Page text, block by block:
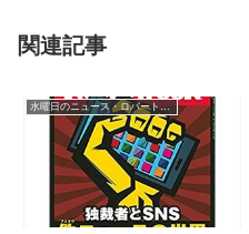
関連記事
水曜日のニュース・ロバートソン